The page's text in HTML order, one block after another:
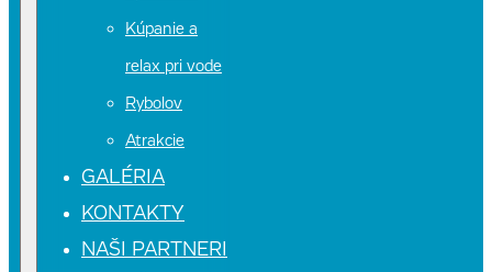
Kúpanie a
relax pri vode
Rybolov
Atrakcie
GALÉRIA
KONTAKTY
NAŠI PARTNERI